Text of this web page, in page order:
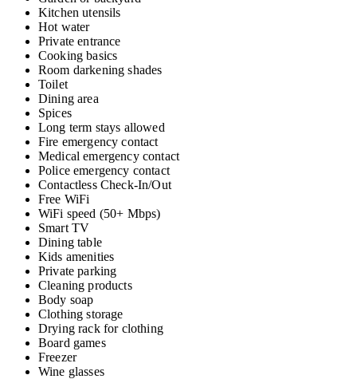
Kitchen utensils
Hot water
Private entrance
Cooking basics
Room darkening shades
Toilet
Dining area
Spices
Long term stays allowed
Fire emergency contact
Medical emergency contact
Police emergency contact
Contactless Check-In/Out
Free WiFi
WiFi speed (50+ Mbps)
Smart TV
Dining table
Kids amenities
Private parking
Cleaning products
Body soap
Clothing storage
Drying rack for clothing
Board games
Freezer
Wine glasses